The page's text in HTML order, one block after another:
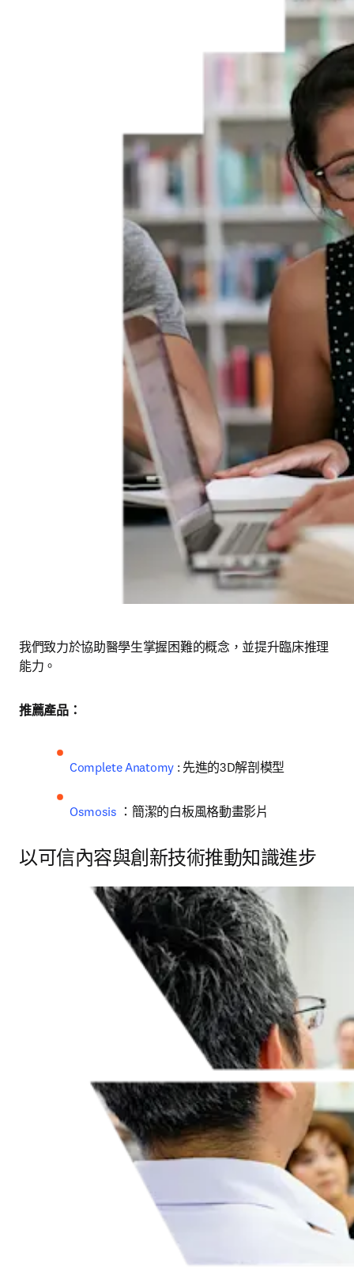
我們致力於協助醫學生掌握困難的概念，並提升臨床推理
能力。
推薦產品：
Complete Anatomy : 先進的3D解剖模型
Osmosis ：簡潔的白板風格動畫影片
以可信內容與創新技術推動知識進步